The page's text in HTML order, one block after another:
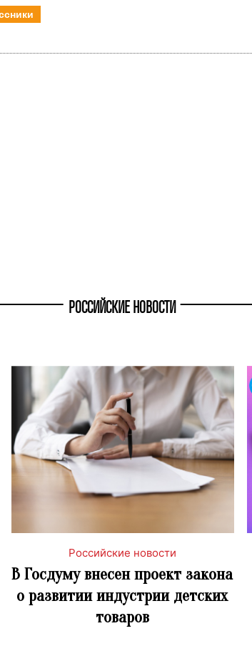
РОССИЙСКИЕ НОВОСТИ
Российские новости
В Госдуму внесен проект закона
о развитии индустрии детских
товаров